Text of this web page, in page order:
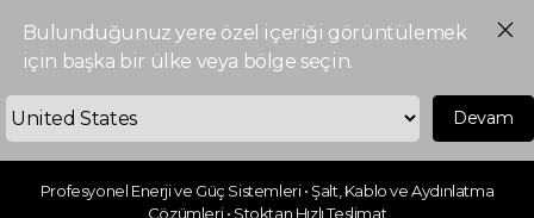
Bulunduğunuz yere özel içeriği görüntülemek
için başka bir ülke veya bölge seçin.
Devam
Profesyonel Enerji ve Güç Sistemleri • Şalt, Kablo ve Aydınlatma
Çözümleri • Stoktan Hızlı Teslimat